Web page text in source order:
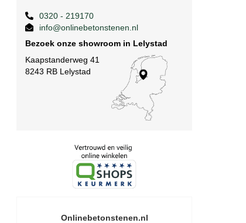
0320 - 219170
info@onlinebetonstenen.nl
Bezoek onze showroom in Lelystad
Kaapstanderweg 41
8243 RB Lelystad
Onlinebetonstenen.nl